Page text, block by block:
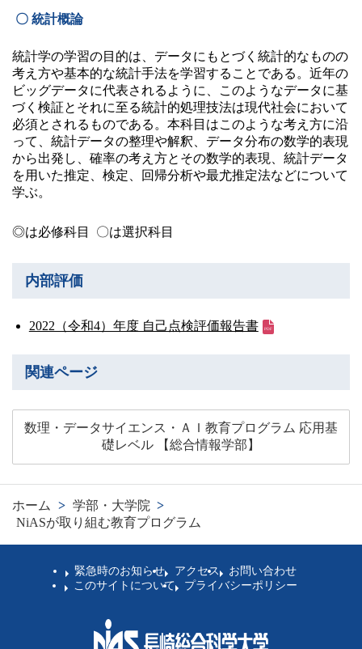
〇 統計概論
統計学の学習の目的は、データにもとづく統計的なものの
考え方や基本的な統計手法を学習することである。近年の
ビッグデータに代表されるように、このようなデータに基
づく検証とそれに至る統計的処理技法は現代社会において
必須とされるものである。本科目はこのような考え方に沿
って、統計データの整理や解釈、データ分布の数学的表現
から出発し、確率の考え方とその数学的表現、統計データ
を用いた推定、検定、回帰分析や最尤推定法などについて
学ぶ。
◎は必修科目 〇は選択科目
内部評価
2022（令和4）年度 自己点検評価報告書
関連ページ
数理・データサイエンス・ＡＩ教育プログラム 応用基
礎レベル 【総合情報学部】
ホーム > 学部・大学院 >
NiASが取り組む教育プログラム
緊急時のお知らせ アクセス
お問い合わせ
このサイトについて
プライバシーポリシー